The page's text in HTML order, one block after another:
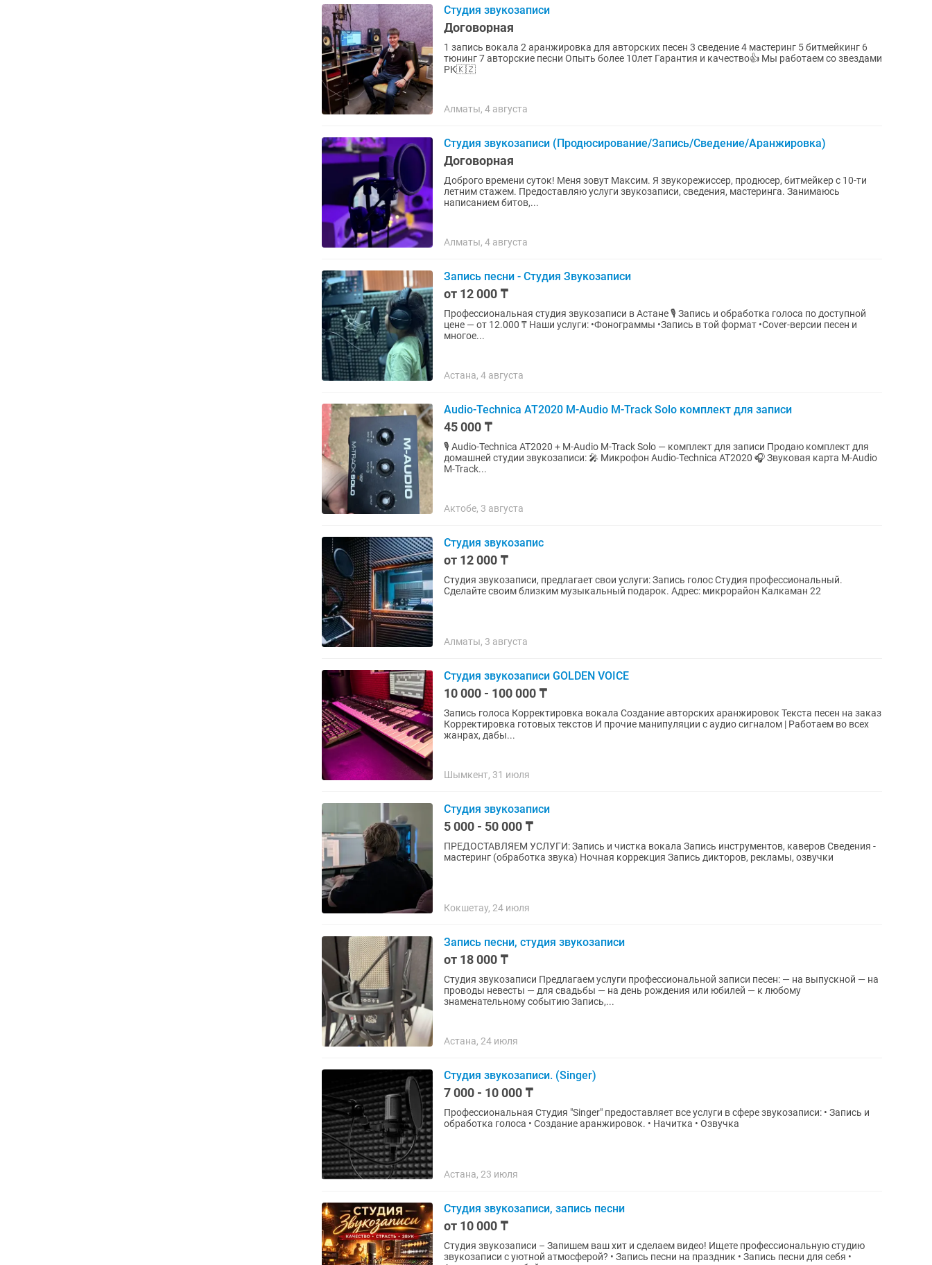
Студия звукозаписи
Договорная
1 запись вокала 2 аранжировка для авторских песен 3 сведение 4 мастеринг 5 битмейкинг 6
тюнинг 7 авторские песни Опыть более 10лет Гарантия и качество👍 Мы работаем со звездами
РК🇰🇿
Алматы, 4 августа
Студия звукозаписи (Продюсирование/Запись/Сведение/Аранжировка)
Договорная
Доброго времени суток! Меня зовут Максим. Я звукорежиссер, продюсер, битмейкер с 10-ти
летним стажем. Предоставляю услуги звукозаписи, сведения, мастеринга. Занимаюсь
написанием битов,...
Алматы, 4 августа
Запись песни - Студия Звукозаписи
от 12 000 ₸
Профессиональная студия звукозаписи в Астане 🎙 Запись и обработка голоса по доступной
цене — от 12.000 ₸ Наши услуги: •Фонограммы •Запись в той формат •Cover-версии песен и
многое...
Астана, 4 августа
Audio-Technica AT2020 M-Audio M-Track Solo комплект для записи
45 000 ₸
🎙️ Audio-Technica AT2020 + M-Audio M-Track Solo — комплект для записи Продаю комплект для
домашней студии звукозаписи: 🎤 Микрофон Audio-Technica AT2020 🎧 Звуковая карта M-Audio
M-Track...
Актобе, 3 августа
Студия звукозапис
от 12 000 ₸
Студия звукозаписи, предлагает свои услуги: Запись голос Студия профессиональный.
Сделайте своим близким музыкальный подарок. Адрес: микрорайон Калкаман 22
Алматы, 3 августа
Студия звукозаписи GOLDEN VOICE
10 000 - 100 000 ₸
Запись голоса Корректировка вокала Создание авторских аранжировок Текста песен на заказ
Корректировка готовых текстов И прочие манипуляции с аудио сигналом | Работаем во всех
жанрах, дабы...
Шымкент, 31 июля
Студия звукозаписи
5 000 - 50 000 ₸
ПРЕДОСТАВЛЯЕМ УСЛУГИ: Запись и чистка вокала Запись инструментов, каверов Сведения -
мастеринг (обработка звука) Ночная коррекция Запись дикторов, рекламы, озвучки
Кокшетау, 24 июля
Запись песни, студия звукозаписи
от 18 000 ₸
Студия звукозаписи Предлагаем услуги профессиональной записи песен: — на выпускной — на
проводы невесты — для свадьбы — на день рождения или юбилей — к любому
знаменательному событию Запись,...
Астана, 24 июля
Студия звукозаписи. (Singer)
7 000 - 10 000 ₸
Профессиональная Студия "Singer" предоставляет все услуги в сфере звукозаписи: • Запись и
обработка голоса • Создание аранжировок. • Начитка • Озвучка
Астана, 23 июля
Студия звукозаписи, запись песни
от 10 000 ₸
Студия звукозаписи – Запишем ваш хит и сделаем видео! Ищете профессиональную студию
звукозаписи с уютной атмосферой? • Запись песни на праздник • Запись песни для себя •